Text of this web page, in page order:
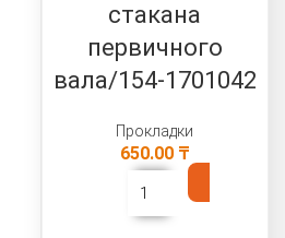
стакана
первичного
вала/154-1701042
Прокладки
650.00 ₸